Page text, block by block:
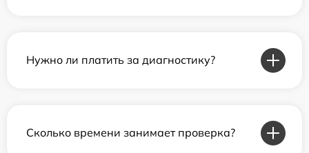
Нужно ли платить за диагностику?
Сколько времени занимает проверка?